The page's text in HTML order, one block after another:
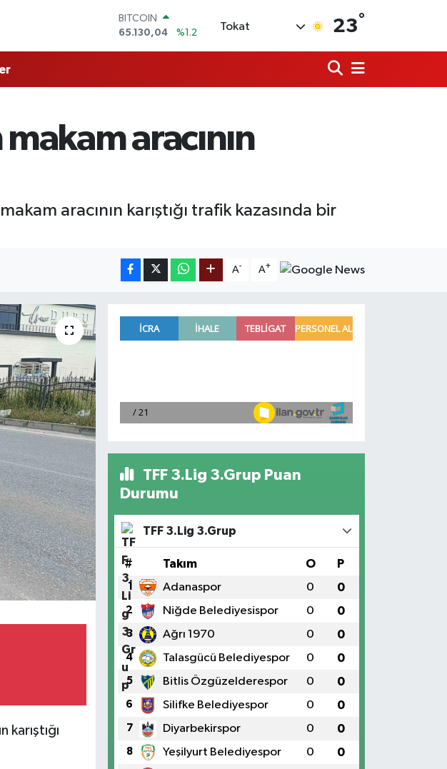
BITCOIN
65.130,04
%1.2
55,1652
%0.27
GRAM ALTIN
6648.99
%2.59
Tokat 23°
aracının
aracının karıştığı trafik kazasında bir
A- A+
karıştığı
TFF 3.Lig 3.Grup Puan
Durumu
TFF 3.Lig 3.Grup
# Takım O P
1 Adanaspor 0 0
2 Niğde Belediyesispor 0 0
3 Ağrı 1970 0 0
4 Talasgücü Belediyespor 0 0
5 Bitlis Özgüzelderespor 0 0
6 Silifke Belediyespor 0 0
7 Diyarbekirspor 0 0
8 Yeşilyurt Belediyespor 0 0